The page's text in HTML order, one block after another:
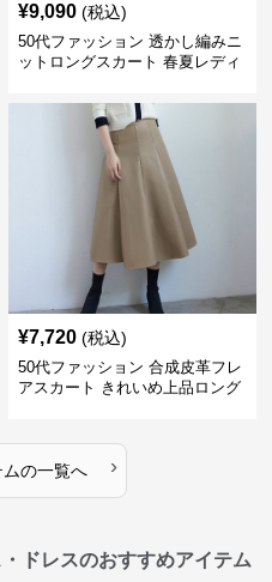
¥9,090 (税込)
50代ファッション 透かし編みニ
ットロングスカート 春夏レディ
¥7,720 (税込)
50代ファッション 合成皮革フレ
アスカート きれいめ上品ロング
の一覧へ ›
ドレスのおすすめアイテム